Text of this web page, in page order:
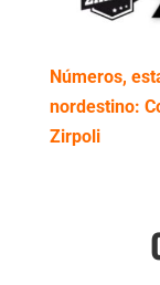
Números,
nordestino:
Zirpoli